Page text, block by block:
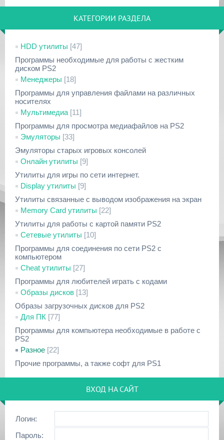
КАТЕГОРИИ РАЗДЕЛА
HDD утилиты [47]
Программы необходимые для работы с жестким
диском PS2
Менеджеры [18]
Программы для управления файлами на различных
носителях
Мультимедиа [11]
Программы для просмотра медиафайлов на PS2
Эмуляторы [33]
Эмуляторы старых игровых консолей
Онлайн утилиты [9]
Утилиты для игры по сети интернет.
Display утилиты [9]
Утилиты связанные с выводом изображения на экран
Memory Card утилиты [22]
Утилиты для работы с картой памяти PS2
Сетевые утилиты [10]
Программы для соединения по сети PS2 с
компьютером
Cheat утилиты [27]
Программы для любителей играть с кодами
Образы дисков [13]
Образы загрузочных дисков для PS2
Для ПК [77]
Программы для компьютера необходимые в работе с
PS2
Разное [22]
Прочие программы, а также софт для PS1
ВХОД НА САЙТ
Логин:
Пароль: